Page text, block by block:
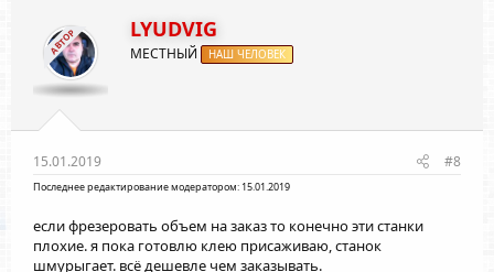
и
и
:
АВТОР LYUDVIG
МЕСТНЫЙ НАШ ЧЕЛОВЕК
15.01.2019 #8
Последнее редактирование модератором: 15.01.2019
если фрезеровать объем на заказ то конечно эти станки
плохие. я пока готовлю клею присаживаю, станок
шмурыгает. всё дешевле чем заказывать.